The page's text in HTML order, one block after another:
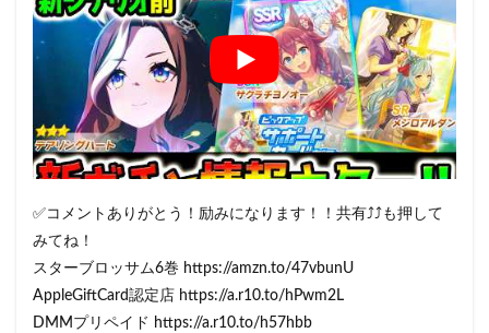
✅コメントありがとう！励みになります！！共有⤴⤴も押して
みてね！
スターブロッサム6巻 https://amzn.to/47vbunU
AppleGiftCard認定店 https://a.r10.to/hPwm2L
DMMプリペイド https://a.r10.to/h57hbb